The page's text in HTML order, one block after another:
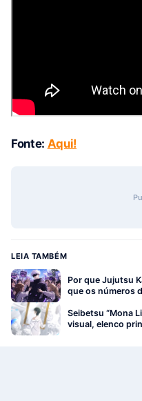
Fonte: Aqui!
LEIA TAMBÉM
Por que Jujutsu
que os números
Seibetsu “Mona
visual, elenco